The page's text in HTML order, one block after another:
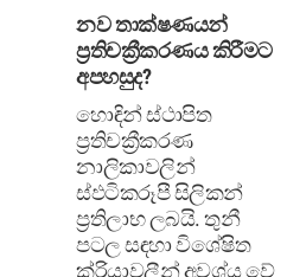
නව තාක්ෂණයන්
ප්‍රතිචක්‍රීකරණය කිරීමට
අපහසුද?
හොඳින් ස්ථාපිත
ප්‍රතිචක්‍රීකරණ
නාලිකාවලින්
ස්ඵටිකරූපී සිලිකන්
ප්‍රතිලාභ ලබයි. තුනී
පටල සඳහා විශේෂිත
ක්රියාවලීන් අවශ්ය වේ